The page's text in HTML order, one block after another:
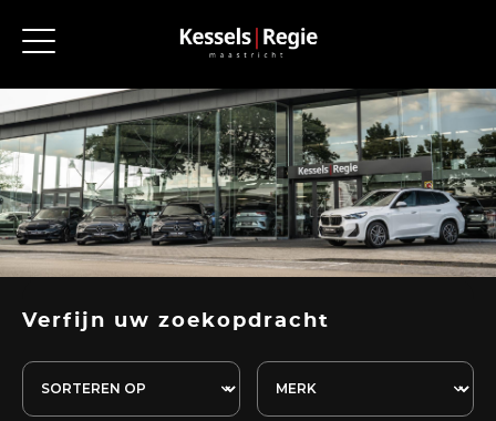
Verfijn uw zoekopdracht